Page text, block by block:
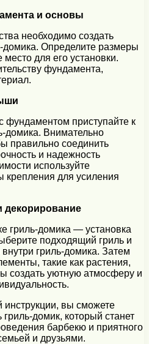
и основы
необходимо создать
домика. Определите размеры
для его установки.
фундамента,
фундаментом приступайте к
домика. Внимательно
правильно соединить
и надежность
используйте
крепления для усиления
декорирование
гриль-домика — установка
подходящий гриль и
гриль-домика. Затем
такие как растения,
создать уютную атмосферу и
вы сможете
домик, который станет
барбекю и приятного
и друзьями.